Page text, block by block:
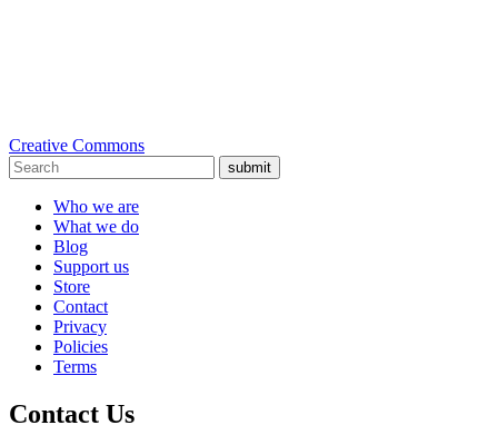
Creative Commons
submit
Who we are
What we do
Blog
Support us
Store
Contact
Privacy
Policies
Terms
Contact Us